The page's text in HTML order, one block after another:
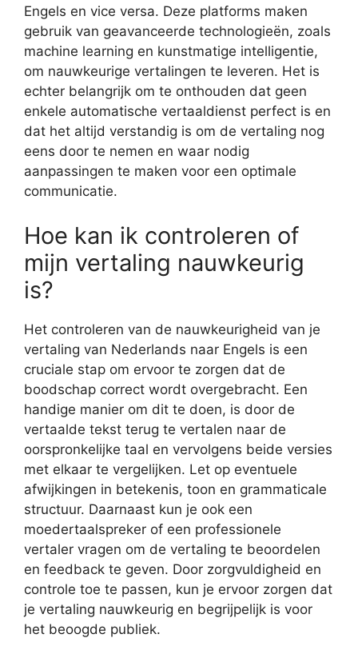
Engels en vice versa. Deze platforms maken
gebruik van geavanceerde technologieën, zoals
machine learning en kunstmatige intelligentie,
om nauwkeurige vertalingen te leveren. Het is
echter belangrijk om te onthouden dat geen
enkele automatische vertaaldienst perfect is en
dat het altijd verstandig is om de vertaling nog
eens door te nemen en waar nodig
aanpassingen te maken voor een optimale
communicatie.
Hoe kan ik controleren of
mijn vertaling nauwkeurig
is?
Het controleren van de nauwkeurigheid van je
vertaling van Nederlands naar Engels is een
cruciale stap om ervoor te zorgen dat de
boodschap correct wordt overgebracht. Een
handige manier om dit te doen, is door de
vertaalde tekst terug te vertalen naar de
oorspronkelijke taal en vervolgens beide versies
met elkaar te vergelijken. Let op eventuele
afwijkingen in betekenis, toon en grammaticale
structuur. Daarnaast kun je ook een
moedertaalspreker of een professionele
vertaler vragen om de vertaling te beoordelen
en feedback te geven. Door zorgvuldigheid en
controle toe te passen, kun je ervoor zorgen dat
je vertaling nauwkeurig en begrijpelijk is voor
het beoogde publiek.